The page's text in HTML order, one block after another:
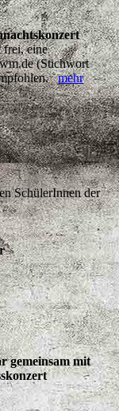
frei, eine
(Stichwort
mehr
SchülerInnen der
gemeinsam mit